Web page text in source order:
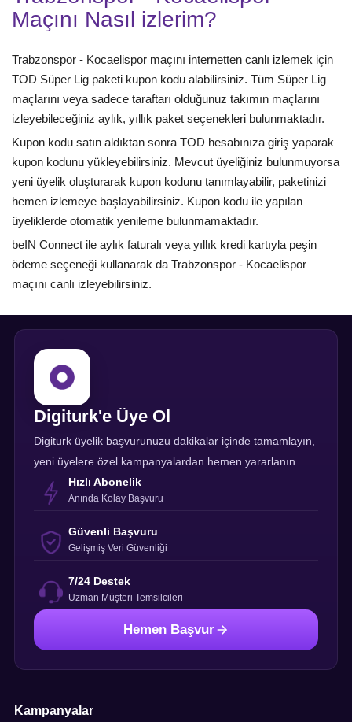
Maçını Nasıl izlerim?
Trabzonspor - Kocaelispor maçını internetten canlı izlemek için
TOD Süper Lig paketi kupon kodu alabilirsiniz. Tüm Süper Lig
maçlarını veya sadece taraftarı olduğunuz takımın maçlarını
izleyebileceğiniz aylık, yıllık paket seçenekleri bulunmaktadır.
Kupon kodu satın aldıktan sonra TOD hesabınıza giriş yaparak
kupon kodunu yükleyebilirsiniz. Mevcut üyeliğiniz bulunmuyorsa
yeni üyelik oluşturarak kupon kodunu tanımlayabilir, paketinizi
hemen izlemeye başlayabilirsiniz. Kupon kodu ile yapılan
üyeliklerde otomatik yenileme bulunmamaktadır.
beIN Connect ile aylık faturalı veya yıllık kredi kartıyla peşin
ödeme seçeneği kullanarak da Trabzonspor - Kocaelispor
maçını canlı izleyebilirsiniz.
Digiturk'e Üye Ol
Digiturk üyelik başvurunuzu dakikalar içinde tamamlayın,
yeni üyelere özel kampanyalardan hemen yararlanın.
Hızlı Abonelik
Anında Kolay Başvuru
Güvenli Başvuru
Gelişmiş Veri Güvenliği
7/24 Destek
Uzman Müşteri Temsilcileri
Hemen Başvur
Kampanyalar